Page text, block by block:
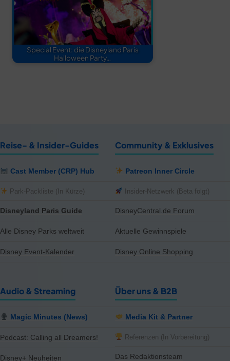
Special Event: die Disneyland Paris
Halloween Party…
Reise- & Insider-Guides
Cast Member (CRP) Hub
Park-Packliste (In Kürze)
Disneyland Paris Guide
Alle Disney Parks weltweit
Disney Event-Kalender
Community & Exklusives
Patreon Inner Circle
Insider-Netzwerk (Beta folgt)
DisneyCentral.de Forum
Aktuelle Gewinnspiele
Disney Online Shopping
Audio & Streaming
Magic Minutes (News)
Podcast: Calling all Dreamers!
Disney+ Neuheiten
Über uns & B2B
Media Kit & Partner
Referenzen (In Vorbereitung)
Das Redaktionsteam